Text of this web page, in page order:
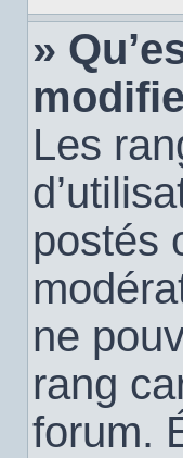
»
Les
postés
ne
rang
forum.